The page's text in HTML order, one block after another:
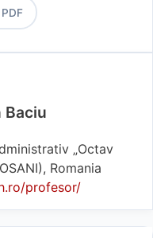
Baciu
„Octav
Romania
profesor/